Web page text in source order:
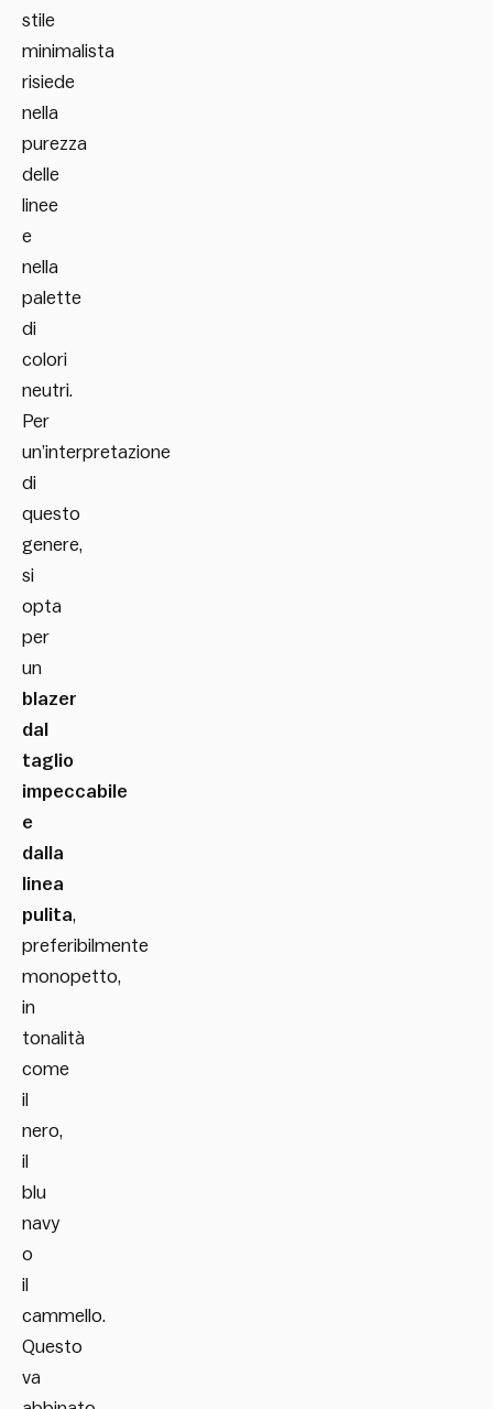
stile
minimalista
risiede
nella
purezza
delle
linee
e
nella
palette
di
colori
neutri.
Per
un’interpretazione
di
questo
genere,
si
opta
per
un
blazer
dal
taglio
impeccabile
e
dalla
linea
pulita,
preferibilmente
monopetto,
in
tonalità
come
il
nero,
il
blu
navy
o
il
cammello.
Questo
va